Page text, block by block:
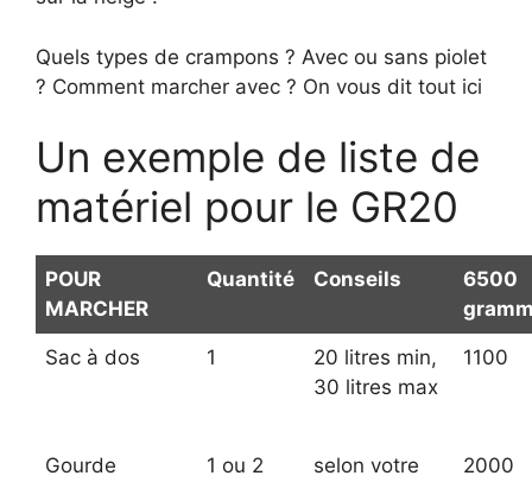
Quels types de crampons ? Avec ou sans piolet
? Comment marcher avec ? On vous dit tout ici
Un exemple de liste de
matériel pour le GR20
POUR
MARCHER
Quantité Conseils
6500
Sac à dos 1
20 litres min,
30 litres max
1100
Gourde 1 ou 2
selon votre
2000